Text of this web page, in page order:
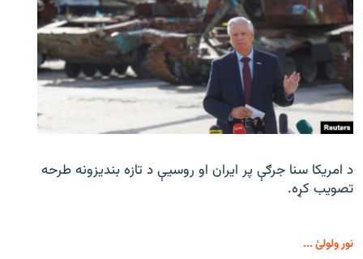
د امریکا سنا جرګې پر ایران او روسیې د تازه بندیزونه طرحه
تصویب کړه.
نور ولولئ ...